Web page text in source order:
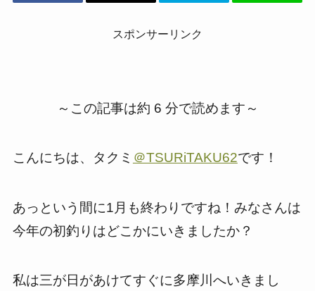
スポンサーリンク
～この記事は約 6 分で読めます～
こんにちは、タクミ ＠TSURiTAKU62です！
あっという間に1月も終わりですね！みなさんは
今年の初釣りはどこかにいきましたか？
私は三が日があけてすぐに多摩川へいきまし